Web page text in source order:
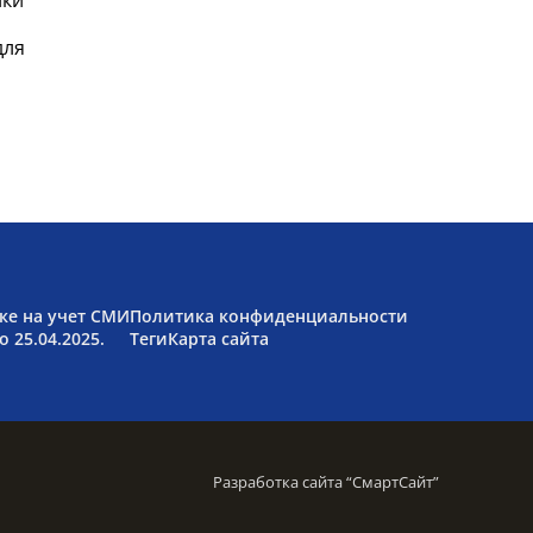
на учет СМИ
25.04.2025.
Политика конфиденциальности
ТегиКарта сайта
Разработка сайта “СмартСайт”